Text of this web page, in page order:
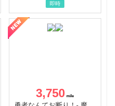
即時
3,750